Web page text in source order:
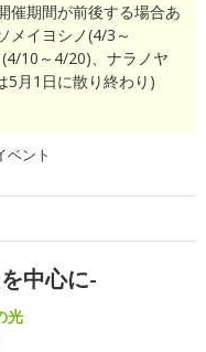
催期間が前後する場合あ
イヨシノ(4/3～
10～4/20)、ナラノヤ
月1日に散り終わり)
ベント
中心に-
光